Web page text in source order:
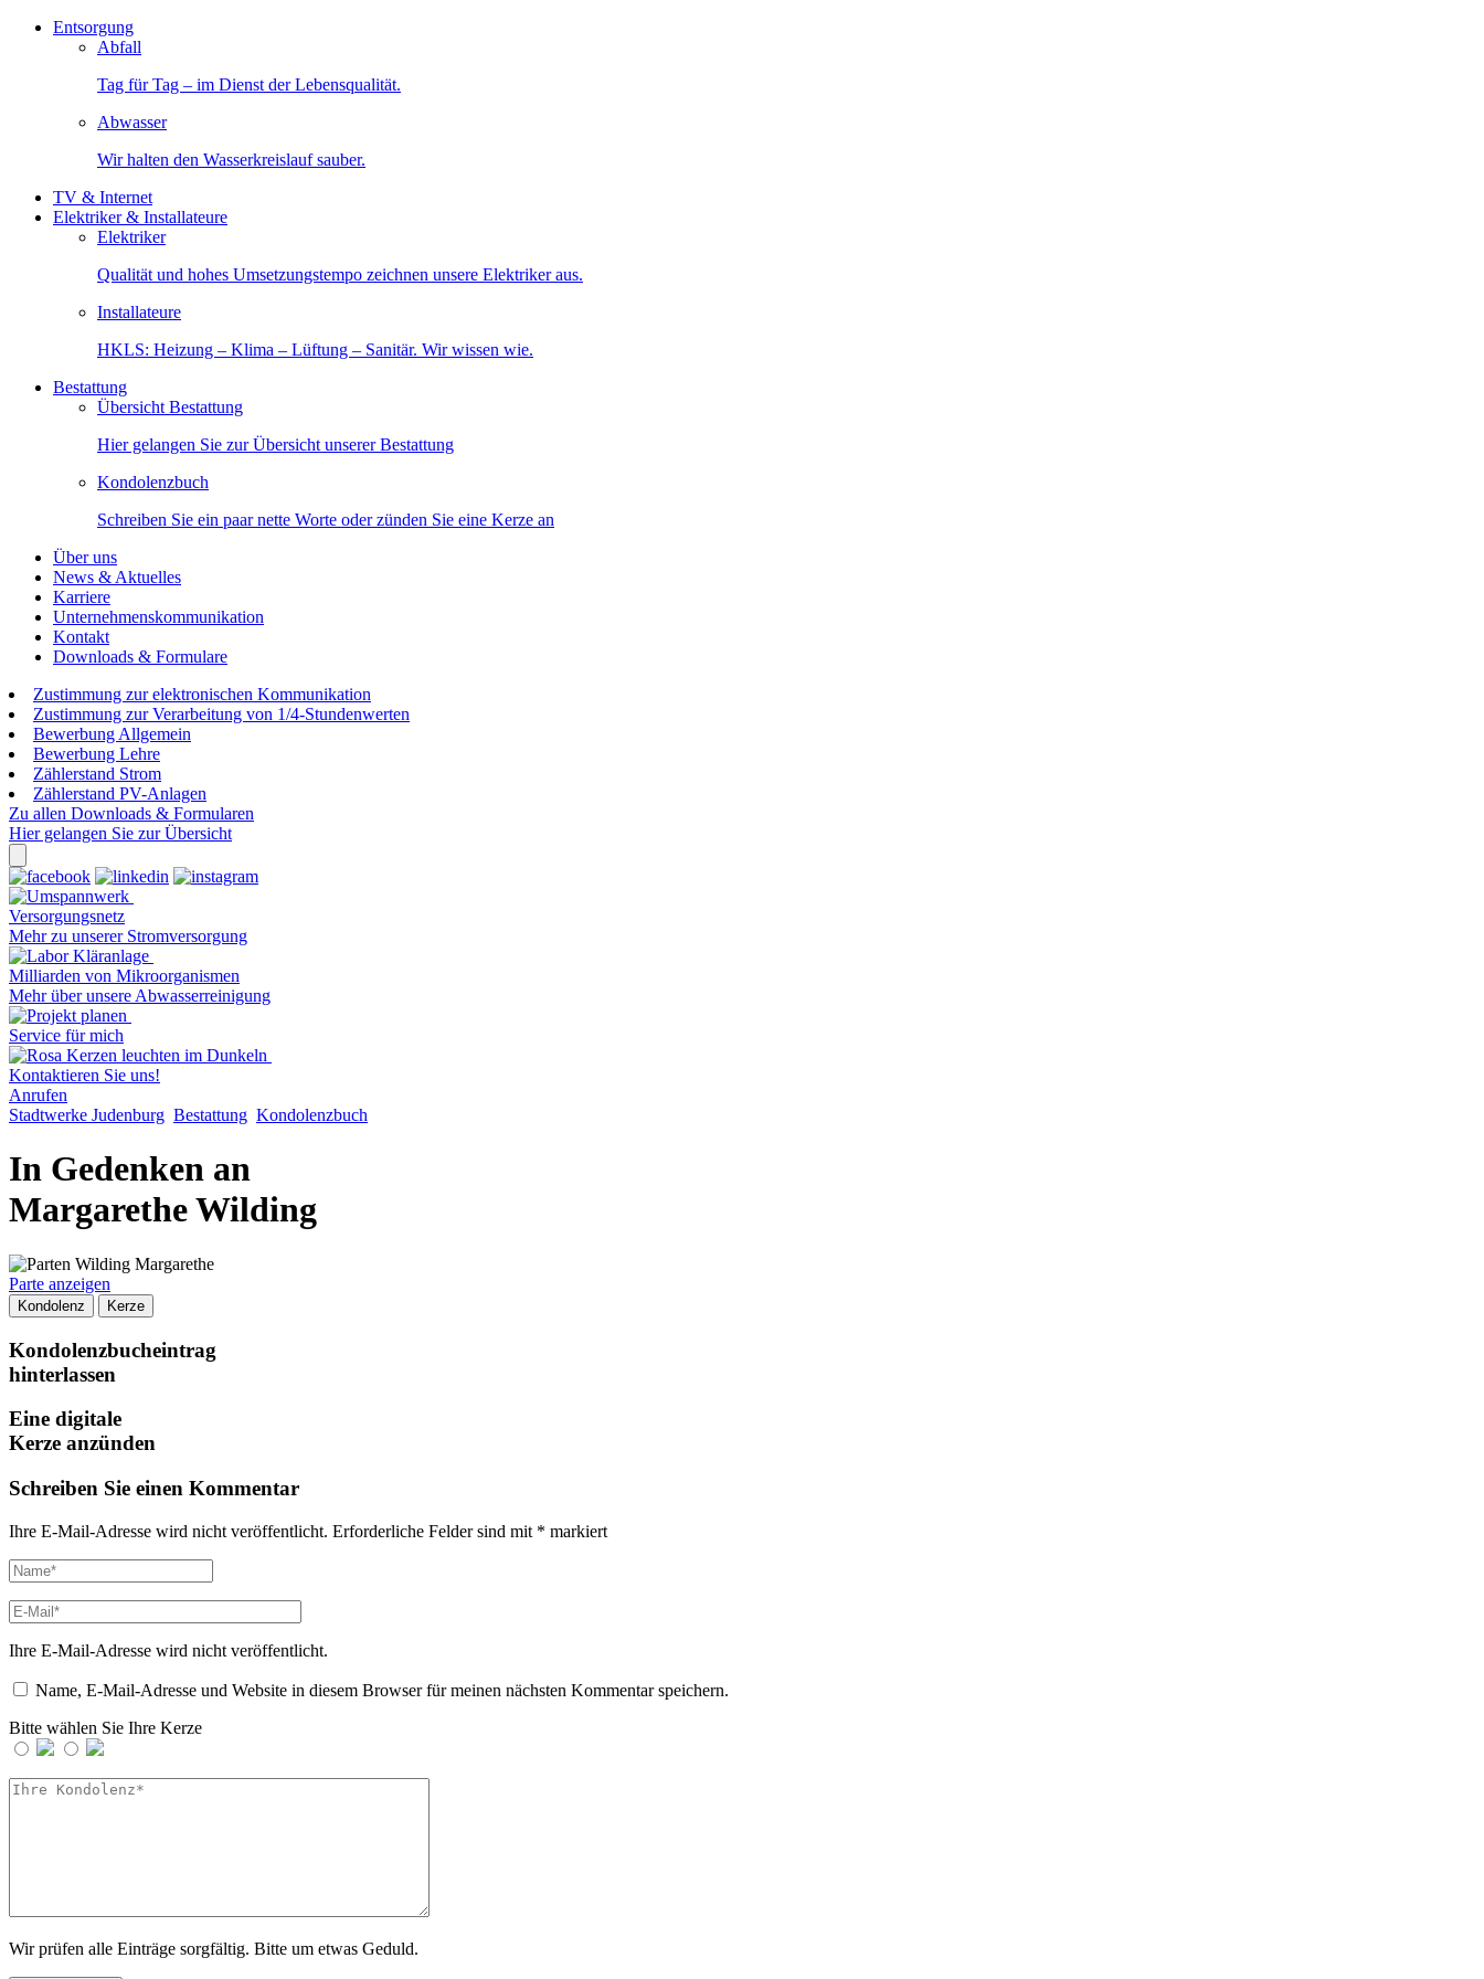
Entsorgung
Abfall
Tag für Tag – im Dienst der Lebensqualität.
Abwasser
Wir halten den Wasserkreislauf sauber.
TV & Internet
Elektriker & Installateure
Elektriker
Qualität und hohes Umsetzungstempo zeichnen unsere Elektriker aus.
Installateure
HKLS: Heizung – Klima – Lüftung – Sanitär. Wir wissen wie.
Bestattung
Übersicht Bestattung
Hier gelangen Sie zur Übersicht unserer Bestattung
Kondolenzbuch
Schreiben Sie ein paar nette Worte oder zünden Sie eine Kerze an
Über uns
News & Aktuelles
Karriere
Unternehmenskommunikation
Kontakt
Downloads & Formulare
Zustimmung zur elektronischen Kommunikation
Zustimmung zur Verarbeitung von 1/4-Stundenwerten
Bewerbung Allgemein
Bewerbung Lehre
Zählerstand Strom
Zählerstand PV-Anlagen
Zu allen Downloads & Formularen
Hier gelangen Sie zur Übersicht
Versorgungsnetz
Mehr zu unserer Stromversorgung
Milliarden von Mikroorganismen
Mehr über unsere Abwasserreinigung
Service für mich
Kontaktieren Sie uns!
Anrufen
Stadtwerke Judenburg Bestattung Kondolenzbuch
In Gedenken an
Margarethe Wilding
Parte anzeigen
Kondolenz Kerze
Kondolenzbucheintrag
hinterlassen
Eine digitale
Kerze anzünden
Schreiben Sie einen Kommentar
Ihre E-Mail-Adresse wird nicht veröffentlicht. Erforderliche Felder sind mit * markiert
Ihre E-Mail-Adresse wird nicht veröffentlicht.
Name, E-Mail-Adresse und Website in diesem Browser für meinen nächsten Kommentar speichern.
Bitte wählen Sie Ihre Kerze
Wir prüfen alle Einträge sorgfältig. Bitte um etwas Geduld.